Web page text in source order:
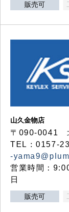
販売可
山久金物店
〒090-0041
TEL：0157-
-
営業時間：
日
販売可